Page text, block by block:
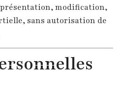
modification,
sans autorisation de